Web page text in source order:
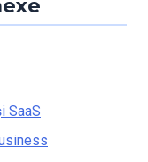
SaaS